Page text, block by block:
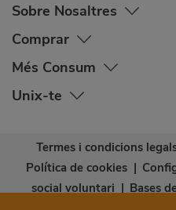
Sobre Nosaltres
Comprar
Més Consum
Unix-te
Termes i condicions
Política de cookies |
social voluntari | Bases